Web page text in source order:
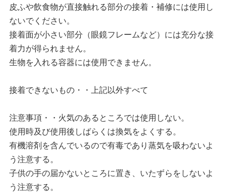
皮ふや飲食物が直接触れる部分の接着・補修には使用し
ないでください。
接着面が小さい部分（眼鏡フレームなど）には充分な接
着力が得られません。
生物を入れる容器には使用できません。
接着できないもの・・上記以外すべて
注意事項・・火気のあるところでは使用しない。
使用時及び使用後しばらくは換気をよくする。
有機溶剤を含んでいるので有毒であり蒸気を吸わないよ
う注意する。
子供の手の届かないところに置き、いたずらをしないよ
う注意する。